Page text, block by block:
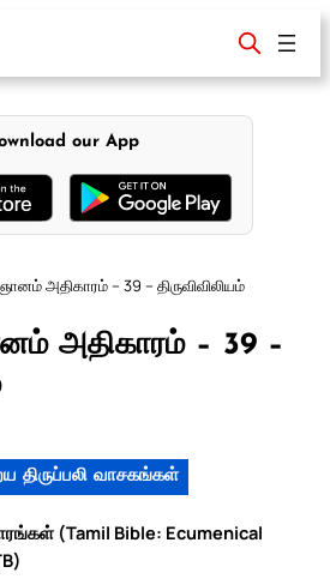
our App
அதிகாரம் – 39 – திருவிவிலியம்
அதிகாரம் – 39 –
திருப்பலி வாசகங்கள்
(Tamil Bible: Ecumenical